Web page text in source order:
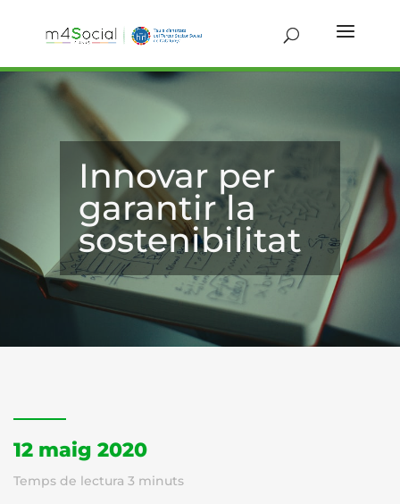
Innovar per
garantir la
sostenibilitat
12 maig 2020
Temps de lectura 3 minuts